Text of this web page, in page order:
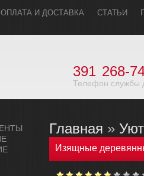
ОПЛАТА И ДОСТАВКА СТАТЬИ
391 268-
Телефон службы
Главная » Уют
Изящные